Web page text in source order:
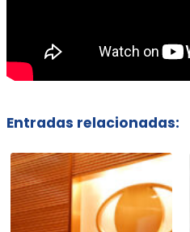
Entradas relacionadas: